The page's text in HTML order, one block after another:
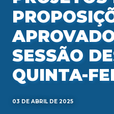
SESSÃO
QUINTA-
03 DE ABRIL DE 2025